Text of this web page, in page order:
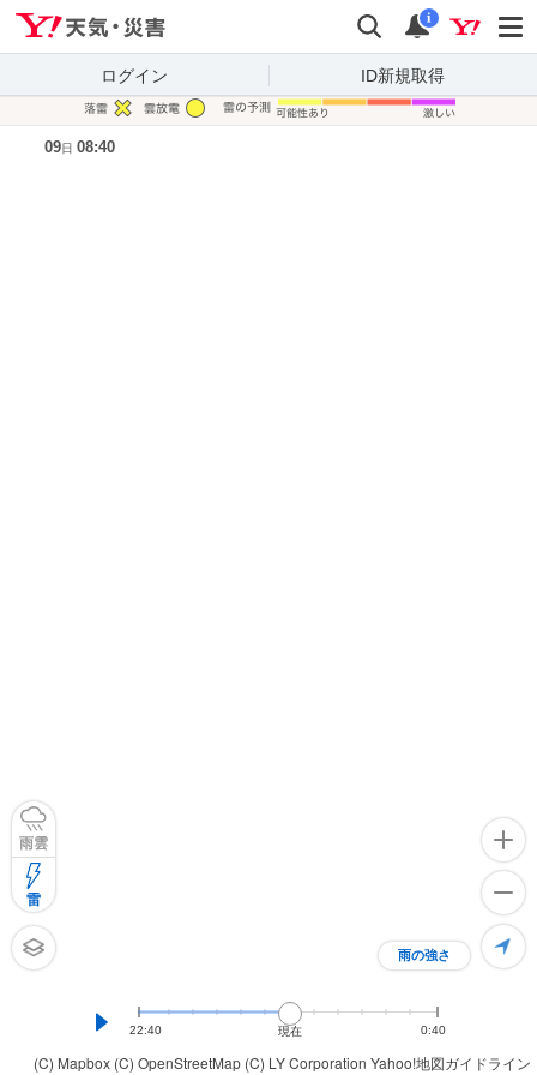
検索 通知
i
ログイン ID新規取得
(C) Mapbox (C) OpenStreetMap (C) LY Corporation Yahoo!地図ガイドライン
雨の強さ
雨雲
雷
22:40 現在 0:40
09日 08:40